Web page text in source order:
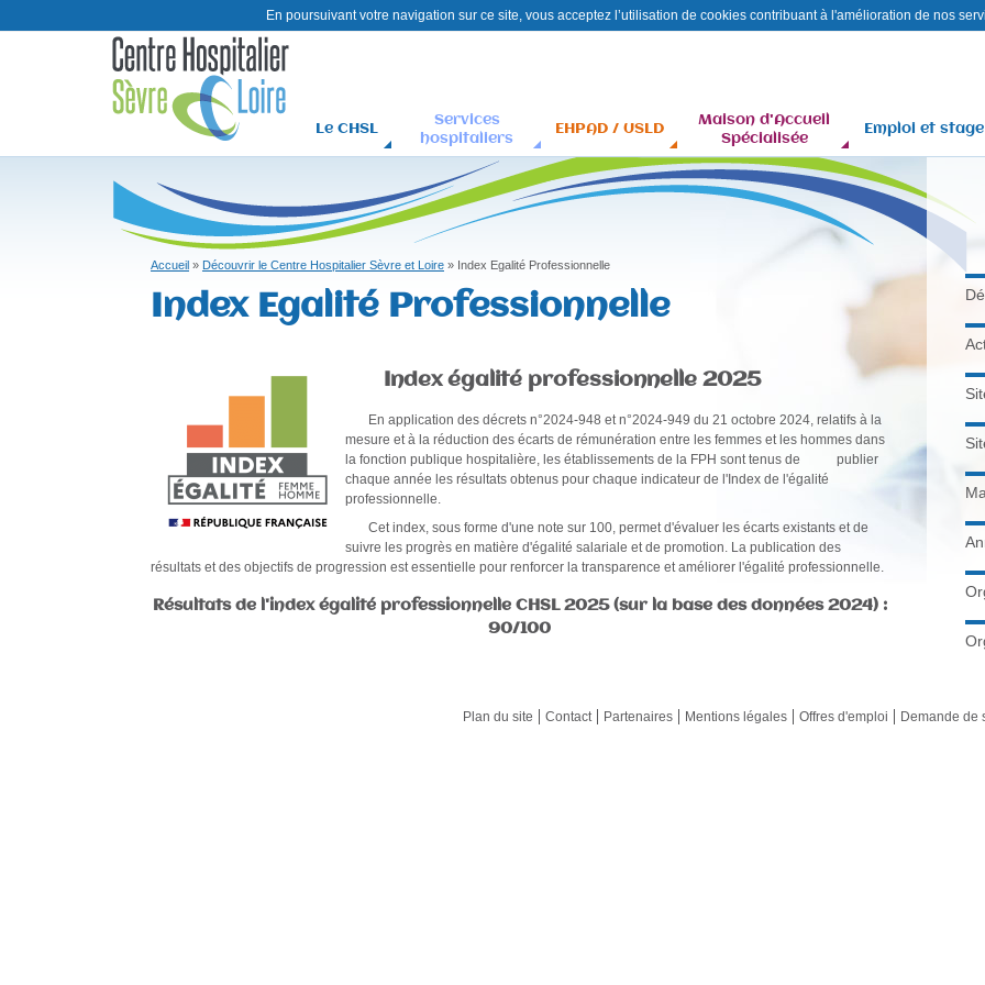
principal
C
H
S
Le CHSL
Services
hospitaliers
EHPAD / USLD
Maison d'Accueil
Spécialisée
Emploi et stage
êtes
Accueil » Découvrir le Centre Hospitalier Sèvre et Loire » Index Egalité Professionnelle
Index Egalité Professionnelle
Index égalité professionnelle 2025
En application des décrets n°2024-948 et n°2024-949 du 21 octobre 2024, relatifs à la
mesure et à la réduction des écarts de rémunération entre les femmes et les hommes dans
la fonction publique hospitalière, les établissements de la FPH sont tenus de publier
chaque année les résultats obtenus pour chaque indicateur de l'Index de l'égalité
professionnelle.
Cet index, sous forme d'une note sur 100, permet d'évaluer les écarts existants et de
suivre les progrès en matière d'égalité salariale et de promotion. La publication des
résultats et des objectifs de progression est essentielle pour renforcer la transparence et améliorer l'égalité professionnelle.
Résultats de l'index égalité professionnelle CHSL 2025 (sur la base des données 2024) :
90/100
Demande de
Offres d'emploi
Mentions légales
Partenaires
Contact
Plan du site
En poursuivant votre navigation sur ce site, vous acceptez l’utilisation de cookies contribuant à l'amélioration de nos